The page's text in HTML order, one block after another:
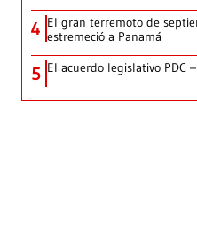
4 El gran terremoto de
estremeció a Panamá
5 El acuerdo legislativo PDC